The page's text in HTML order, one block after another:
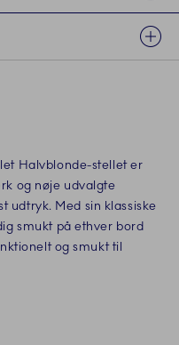
Halvblonde-stellet er
og nøje udvalgte
udtryk. Med sin klassiske
smukt på ethver bord
og smukt til